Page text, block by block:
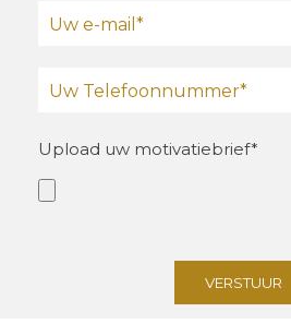
Upload uw motivatiebrief*